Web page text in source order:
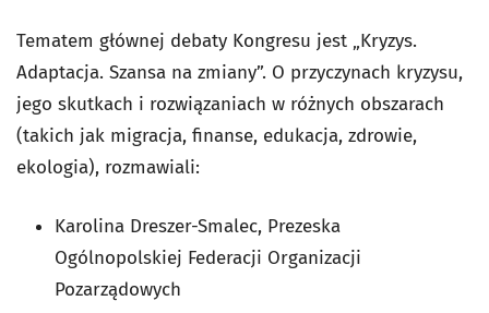
Tematem głównej debaty Kongresu jest „Kryzys.
Adaptacja. Szansa na zmiany”. O przyczynach kryzysu,
jego skutkach i rozwiązaniach w różnych obszarach
(takich jak migracja, finanse, edukacja, zdrowie,
ekologia), rozmawiali:
Karolina Dreszer-Smalec, Prezeska
Ogólnopolskiej Federacji Organizacji
Pozarządowych